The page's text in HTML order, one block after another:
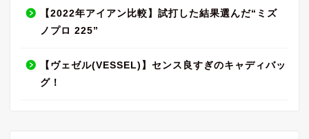
【2022年アイアン比較】試打した結果選んだ“ミズ
ノプロ 225”
【ヴェゼル(VESSEL)】センス良すぎのキャディバッ
グ！